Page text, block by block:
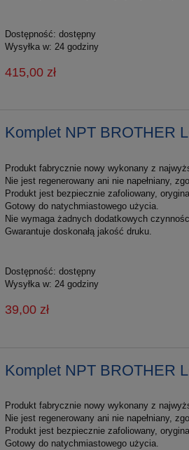
Dostępność: dostępny
Wysyłka w: 24 godziny
415,00 zł
Komplet NPT BROTHER
Produkt fabrycznie nowy wykonany z
Nie jest regenerowany ani nie napełniany,
Produkt jest bezpiecznie zafoliowany,
Gotowy do natychmiastowego użycia.
Nie wymaga żadnych dodatkowych
Gwarantuje doskonałą jakość druku.
Dostępność: dostępny
Wysyłka w: 24 godziny
39,00 zł
Komplet NPT BROTHER
Produkt fabrycznie nowy wykonany z
Nie jest regenerowany ani nie napełniany,
Produkt jest bezpiecznie zafoliowany,
Gotowy do natychmiastowego użycia.